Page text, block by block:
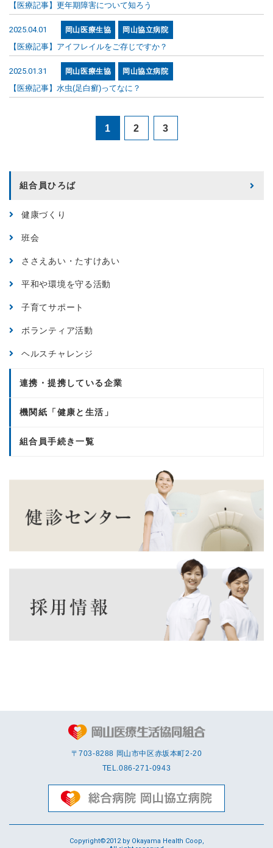
【医療記事】更年期障害について知ろう
2025.04.01 岡山医療生協 岡山協立病院
【医療記事】アイフレイルをご存じですか？
2025.01.31 岡山医療生協 岡山協立病院
【医療記事】水虫(足白癬)ってなに？
1 2 3
組合員ひろば
健康づくり
班会
ささえあい・たすけあい
平和や環境を守る活動
子育てサポート
ボランティア活動
ヘルスチャレンジ
連携・提携している企業
機関紙「健康と生活」
組合員手続き一覧
〒703-8288 岡⼭市中区赤坂本町2-20
TEL.086-271-0943
Copyright©2012 by Okayama Health Coop,